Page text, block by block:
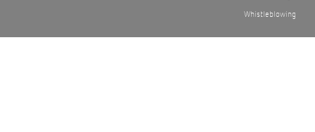
Whistleblowing